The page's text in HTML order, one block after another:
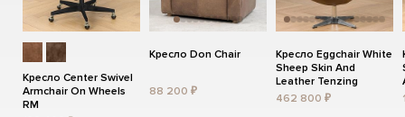
Кресло Center Swivel
Armchair On Wheels
RM
Кресло Don Chair
88 200 ₽
Кресло Eggchair White
Sheep Skin And
Leather Tenzing
462 800 ₽